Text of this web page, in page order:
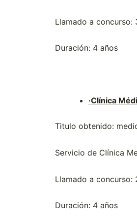
Llamado a concurso:
Duración: 4 años
·Clínica
Titulo obtenido:
Servicio de Clínica
Llamado a concurso:
Duración: 4 años